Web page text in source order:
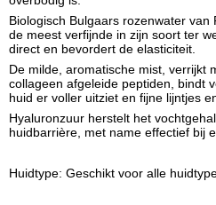
Biologisch Bulgaars rozenwater van
de meest verfijnde in zijn soort ter
direct en bevordert de elasticiteit.
De milde, aromatische mist, verrijkt
collageen afgeleide peptiden, bindt
huid er voller uitziet en fijne lijntjes
Hyaluronzuur herstelt het
huidbarrière, met name effectief bij
Huidtype: Geschikt voor alle